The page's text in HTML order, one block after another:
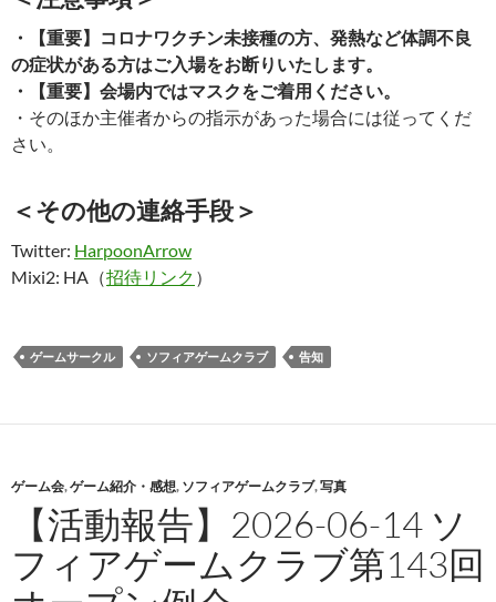
・【重要】コロナワクチン未接種の方、発熱など体調不良
の症状がある方はご入場をお断りいたします。
・【重要】会場内ではマスクをご着用ください。
・そのほか主催者からの指示があった場合には従ってくだ
さい。
＜その他の連絡手段＞
Twitter: HarpoonArrow
Mixi2: HA（招待リンク ）
ゲームサークル ソフィアゲームクラブ 告知
ゲーム会,ゲーム紹介・感想, ソフィアゲームクラブ,写真
【活動報告】2026-06-14 ソ
フィアゲームクラブ第143回